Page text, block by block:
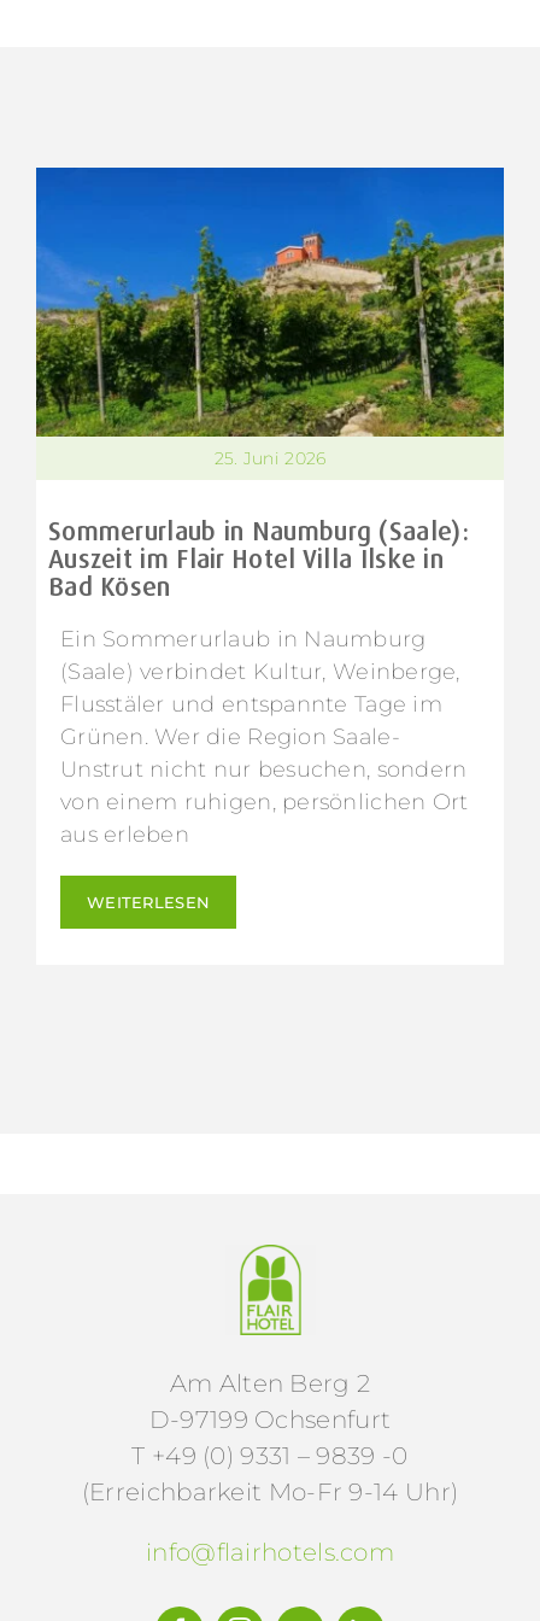
25. Juni 2026
Sommerurlaub in Naumburg (Saale):
Auszeit im Flair Hotel Villa Ilske in
Bad Kösen
Ein Sommerurlaub in Naumburg
(Saale) verbindet Kultur, Weinberge,
Flusstäler und entspannte Tage im
Grünen. Wer die Region Saale-
Unstrut nicht nur besuchen, sondern
von einem ruhigen, persönlichen Ort
aus erleben
WEITERLESEN
Am Alten Berg 2
D-97199 Ochsenfurt
T +49 (0) 9331 – 9839 -0
(Erreichbarkeit Mo-Fr 9-14 Uhr)
info@flairhotels.com